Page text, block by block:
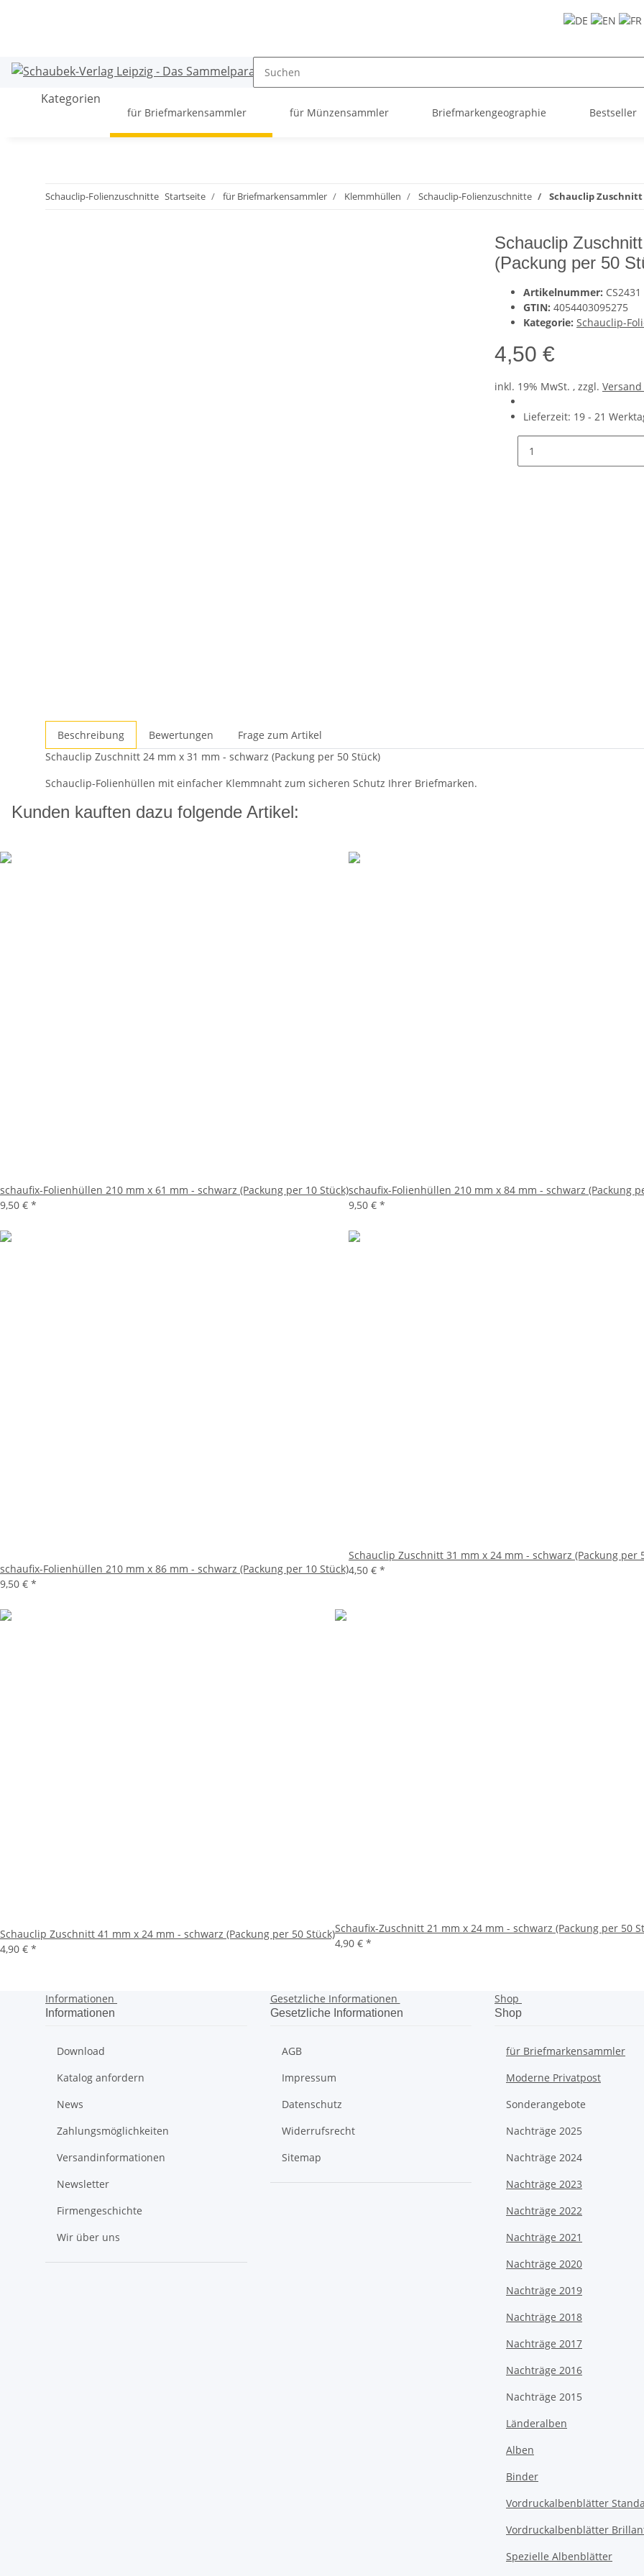
Kategorien
für Briefmarkensammler für Münzensammler Briefmarkengeographie Bestseller
Schauclip-Folienzuschnitte Startseite für Briefmarkensammler Klemmhüllen Schauclip-Folienzuschnitte Schauclip Zuschnitt
Schauclip
(Packung per 50
Artikelnummer: CS2431
GTIN: 4054403095275
Kategorie: Schauclip-
4,50 €
inkl. 19% MwSt. , zzgl. Versand
Lieferzeit: 19 - 21
Beschreibung Bewertungen
Frage zum Artikel
Schauclip Zuschnitt 24 mm x 31 mm - schwarz (Packung per 50 Stück)
Schauclip-Folienhüllen mit einfacher Klemmnaht zum sicheren Schutz Ihrer Briefmarken.
Kunden kauften dazu folgende Artikel:
schaufix-Folienhüllen 210 mm x 61 mm - schwarz (Packung per 10 Stück)
9,50 € *
schaufix-Folienhüllen 210 mm x 84 mm - schwarz (Packung
9,50 € *
schaufix-Folienhüllen 210 mm x 86 mm - schwarz (Packung per 10 Stück)
9,50 € *
Schauclip Zuschnitt 31 mm x 24 mm - schwarz (Packung per
4,50 € *
Schauclip Zuschnitt 41 mm x 24 mm - schwarz (Packung per 50 Stück)
4,90 € *
Schaufix-Zuschnitt 21 mm x 24 mm - schwarz (Packung per 50
4,90 € *
Informationen
Informationen
Download
Katalog anfordern
News
Zahlungsmöglichkeiten
Versandinformationen
Newsletter
Firmengeschichte
Wir über uns
Gesetzliche Informationen
Gesetzliche Informationen
AGB
Impressum
Datenschutz
Widerrufsrecht
Sitemap
Shop
Shop
für Briefmarkensammler
Moderne Privatpost
Sonderangebote
Nachträge 2025
Nachträge 2024
Nachträge 2023
Nachträge 2022
Nachträge 2021
Nachträge 2020
Nachträge 2019
Nachträge 2018
Nachträge 2017
Nachträge 2016
Nachträge 2015
Länderalben
Alben
Binder
Vordruckalbenblätter
Vordruckalbenblätter
Spezielle Albenblätter